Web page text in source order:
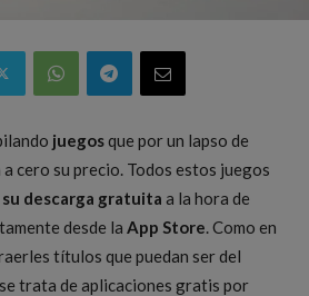
juegosque por un lapso de
cero su precio. Todos estos juegos
descarga gratuita a la hora de
desde la App Store. Como en
títulos que puedan ser del
trata de aplicaciones gratis por